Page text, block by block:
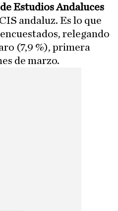
Estudios Andaluces
andaluz. Es lo que
relegando
(7,9 %), primera
de marzo.